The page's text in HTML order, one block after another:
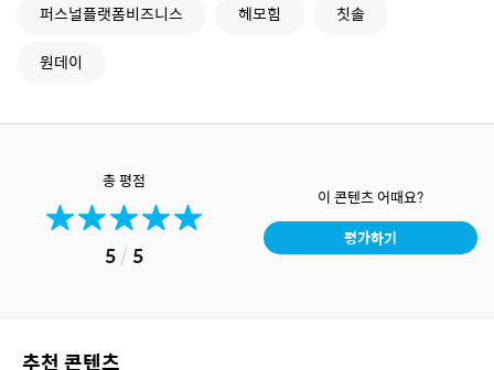
퍼스널플랫폼비즈니스
헤모힘
칫솔
원데이
총 평점
5/ 5
이 콘텐츠 어때요?
평가하기
추천 콘텐츠